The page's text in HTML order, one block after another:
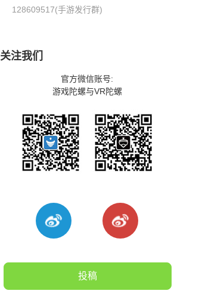
128609517(手游发行群)
关注我们
官方微信账号:
游戏陀螺与VR陀螺
投稿